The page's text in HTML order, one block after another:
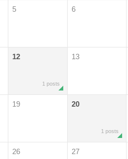
5 6
12
1 posts
13
19 20
1 posts
26 27